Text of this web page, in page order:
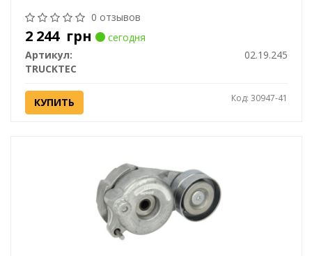
0 отзывов
2 244 грн
сегодня
Артикул:
02.19.245
TRUCKTEC
КУПИТЬ Код: 30947-41